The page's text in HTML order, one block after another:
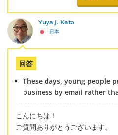
Yuya J. Kato
日本
回答
These days, young people
business by email rather
こんにちは！
ご質問ありがとうございます。